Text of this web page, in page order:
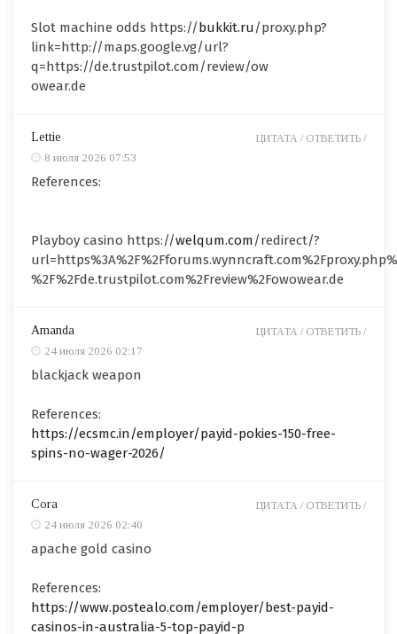
Slot machine odds https://bukkit.ru/proxy.php?
link=http://maps.google.vg/url?
q=https://de.trustpilot.com/review/ow
owear.de
Lettie
8 июля 2026 07:53
References:
Playboy casino https://welqum.com/redirect/?
%2F%2Fde.trustpilot.com%2Freview%2Fowowear.de
ЦИТАТА / ОТВЕТИТЬ /
Amanda
24 июля 2026 02:17
blackjack weapon
References:
https://ecsmc.in/employer/payid-pokies-150-free-
spins-no-wager-2026/
ЦИТАТА / ОТВЕТИТЬ /
Cora
24 июля 2026 02:40
apache gold casino
References:
https://www.postealo.com/employer/best-payid-
casinos-in-australia-5-top-payid-p
ЦИТАТА / ОТВЕТИТЬ /